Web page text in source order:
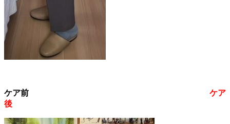
ケア前 ケア
後